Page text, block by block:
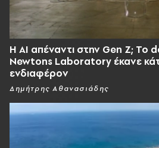
Η AI απέναντι στην Gen Z; Το
Newtons Laboratory έκανε
ενδιαφέρον
Δημήτρης Αθανασιάδης